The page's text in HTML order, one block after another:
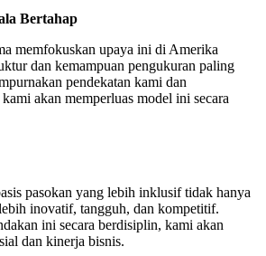
Bertahap
memfokuskan upaya ini di Amerika
dan kemampuan pengukuran paling
pendekatan kami dan
akan memperluas model ini secara
pasokan yang lebih inklusif tidak hanya
inovatif, tangguh, dan kompetitif.
ini secara berdisiplin, kami akan
dan kinerja bisnis.